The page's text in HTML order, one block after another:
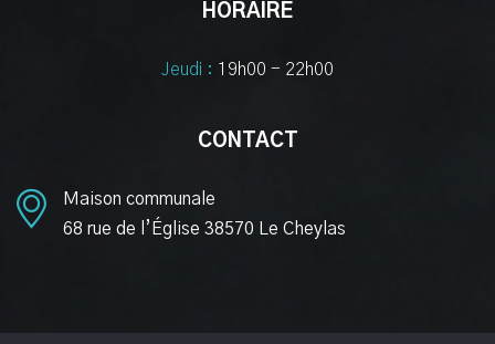
HORAIRE
Jeudi : 19h00 - 22h00
CONTACT
Maison communale
68 rue de l’Église 38570 Le Cheylas